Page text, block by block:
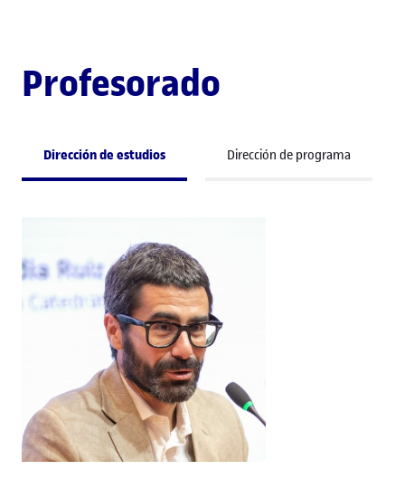
Profesorado
Dirección de estudios Dirección de programa